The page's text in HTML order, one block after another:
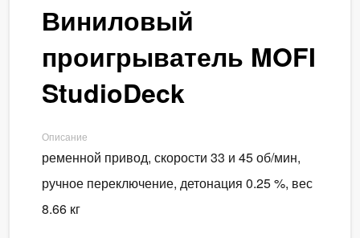
Виниловый
проигрыватель MOFI
StudioDeck
Описание
ременной привод, скорости 33 и 45 об/мин,
ручное переключение, детонация 0.25 %, вес
8.66 кг